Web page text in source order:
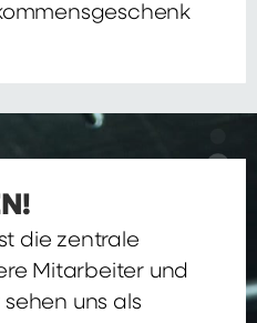
die zentrale
Mitarbeiter und
uns als